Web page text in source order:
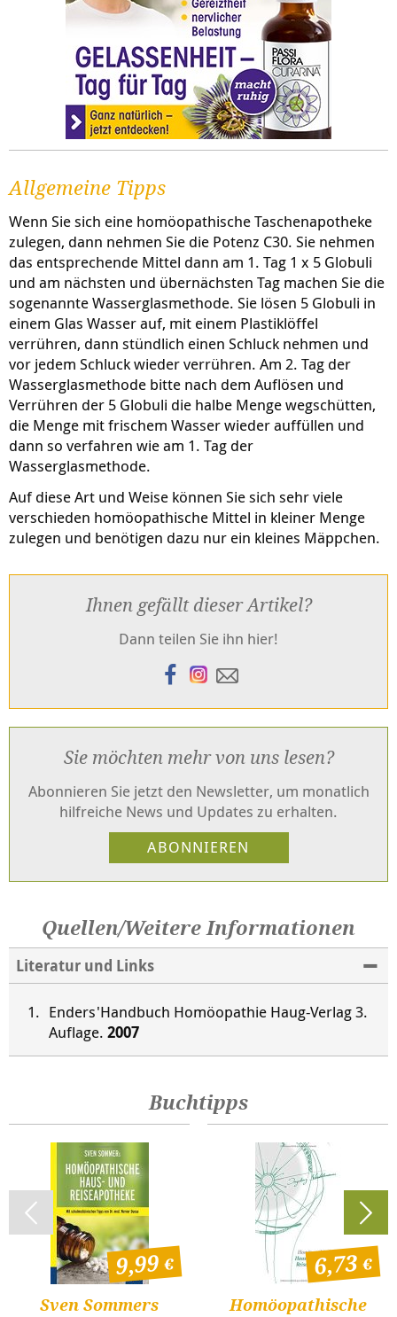
Allgemeine Tipps
Wenn Sie sich eine homöopathische Taschenapotheke
zulegen, dann nehmen Sie die Potenz C30. Sie nehmen
das entsprechende Mittel dann am 1. Tag 1 x 5 Globuli
und am nächsten und übernächsten Tag machen Sie die
sogenannte Wasserglasmethode. Sie lösen 5 Globuli in
einem Glas Wasser auf, mit einem Plastiklöffel
verrühren, dann stündlich einen Schluck nehmen und
vor jedem Schluck wieder verrühren. Am 2. Tag der
Wasserglasmethode bitte nach dem Auflösen und
Verrühren der 5 Globuli die halbe Menge wegschütten,
die Menge mit frischem Wasser wieder auffüllen und
dann so verfahren wie am 1. Tag der
Wasserglasmethode.
Auf diese Art und Weise können Sie sich sehr viele
verschieden homöopathische Mittel in kleiner Menge
zulegen und benötigen dazu nur ein kleines Mäppchen.
Ihnen gefällt dieser Artikel?
Dann teilen Sie ihn hier!
Sie möchten mehr von uns lesen?
Abonnieren Sie jetzt den Newsletter, um monatlich
hilfreiche News und Updates zu erhalten.
Quellen/Weitere Informationen
Literatur und Links
Enders'Handbuch Homöopathie Haug-Verlag 3.
Auflage. 2007
Buchtipps
Sven Sommers
9,99
Homöopathische
6,73